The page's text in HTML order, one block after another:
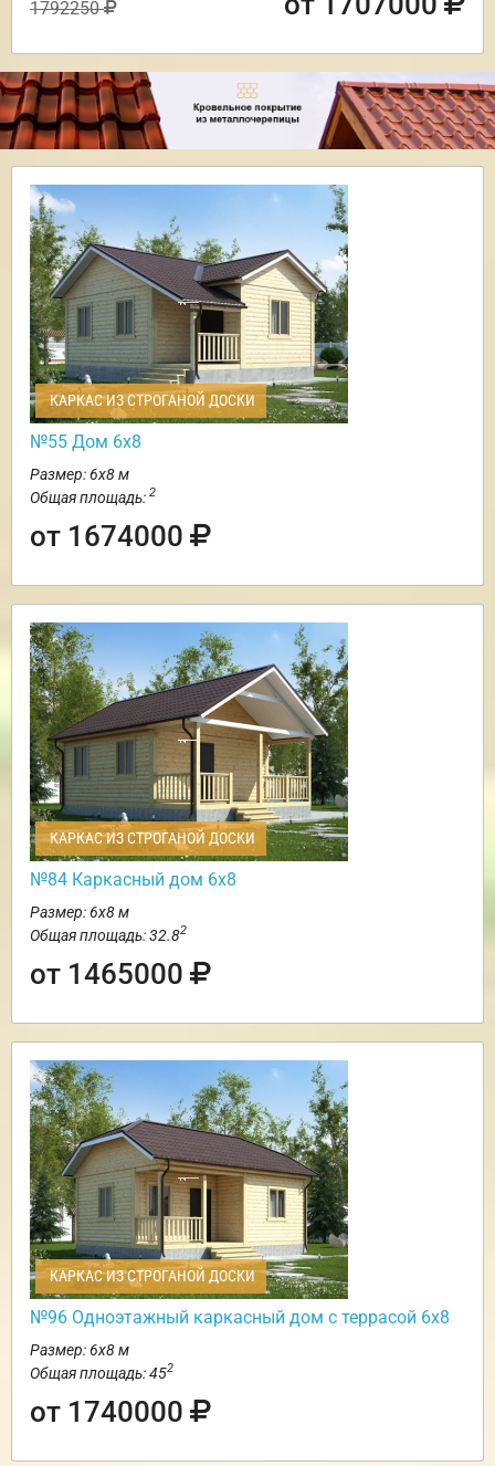
1792250
КАРКАС ИЗ СТРОГАНОЙ ДОСКИ
№55 Дом 6х8
Размер: 6х8 м
Общая площадь: 2
от 1674000
КАРКАС ИЗ СТРОГАНОЙ ДОСКИ
№84 Каркасный дом 6х8
Размер: 6х8 м
Общая площадь: 32.82
от 1465000
КАРКАС ИЗ СТРОГАНОЙ ДОСКИ
№96 Одноэтажный каркасный дом с террасой 6х8
Размер: 6х8 м
Общая площадь: 452
от 1740000